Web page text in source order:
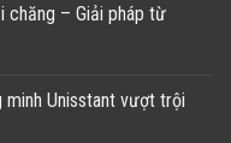
chăng – Giải pháp từ
minh Unisstant vượt trội